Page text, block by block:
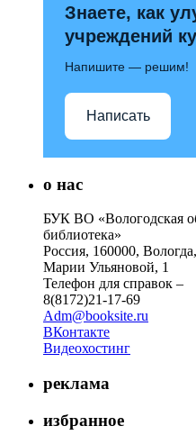
Знаете, как
учреждений
Напишите — решим!
Написать
о нас
БУК ВО «Вологодская
библиотека»
Россия, 160000, Вологда,
Марии Ульяновой, 1
Телефон для справок –
8(8172)21-17-69
Adm@booksite.ru
ВКонтакте
Видеохостинг
реклама
избранное